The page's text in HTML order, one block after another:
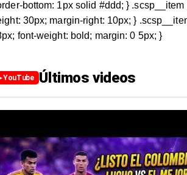
bottom: 1px solid #ddd; } .scsp__item
30px; margin-right: 10px; }
font-weight: bold; margin: 0 5px; }
YouTube Últimos videos